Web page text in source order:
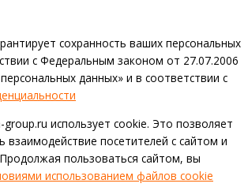
сохранность ваших персональных
с Федеральным законом от 27.07.2006
данных» и в соответствии с
использует cookie. Это позволяет
взаимодействие посетителей с сайтом и
пользоваться сайтом, вы
использованием файлов cookie